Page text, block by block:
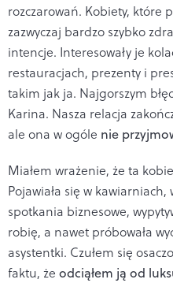
rozczarowań. Kobiety, które
zazwyczaj bardzo szybko
intencje. Interesowały je
restauracjach, prezenty i
takim jak ja. Najgorszym
Karina. Nasza relacja
ale ona w ogóle nie
Miałem wrażenie, że ta
Pojawiała się w kawiarniach,
spotkania biznesowe,
robię, a nawet próbowała
asystentki. Czułem się
faktu, że odciąłem ją od